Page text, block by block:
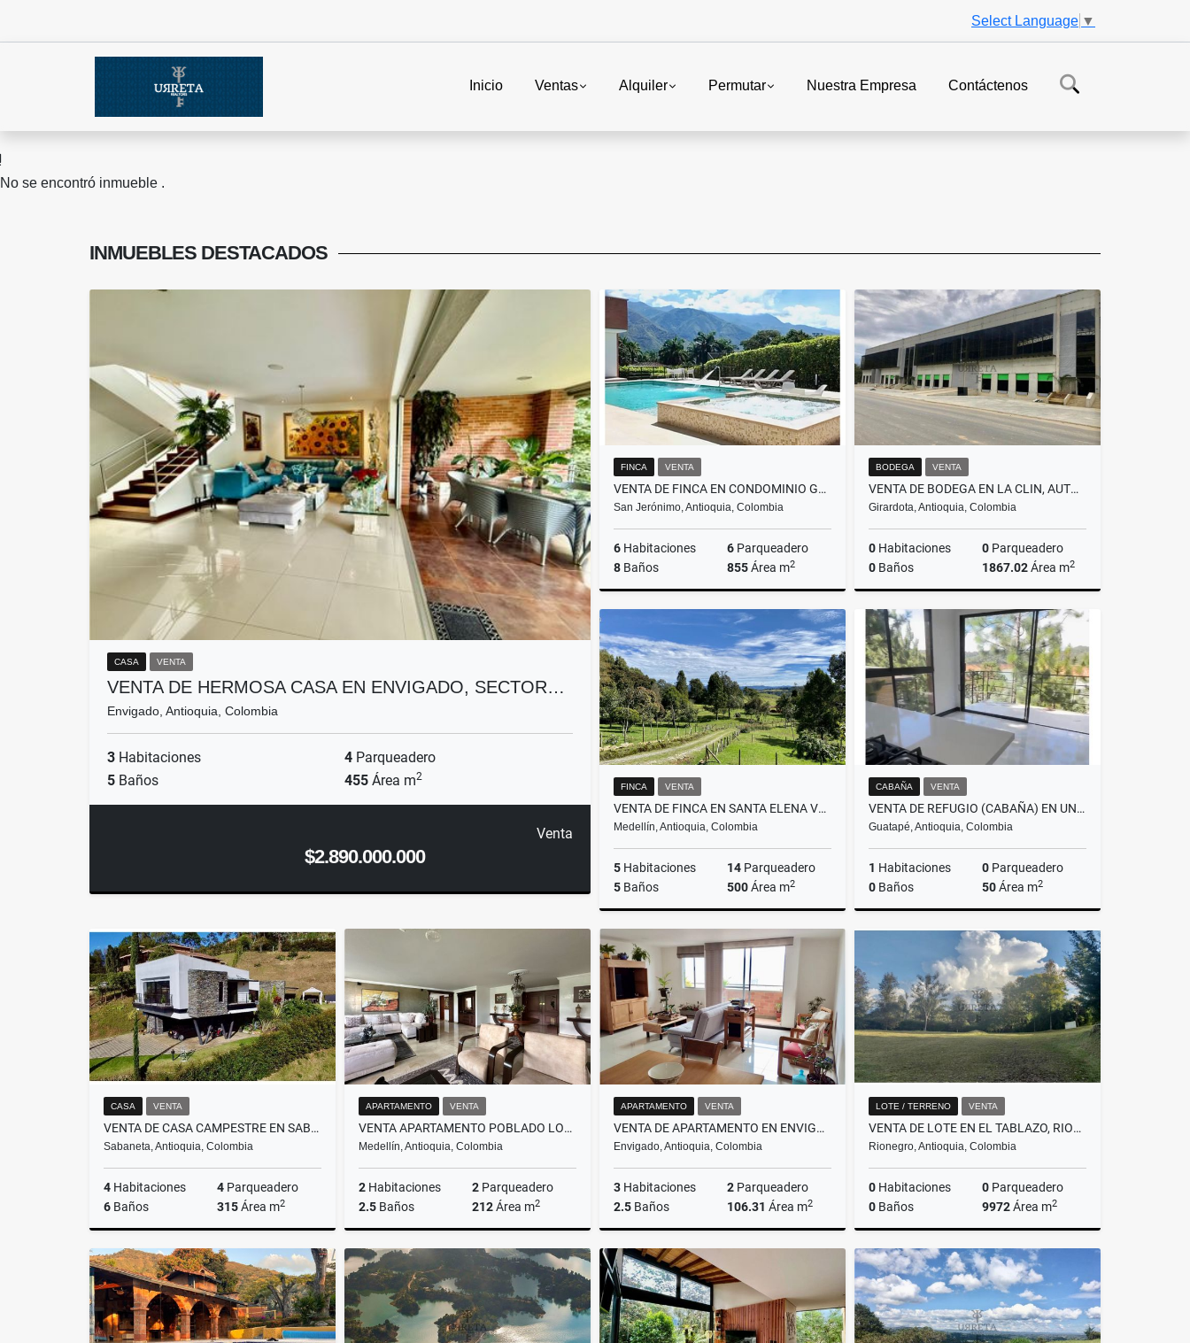
Select Language ▼
Inicio Ventas Alquiler Permutar Nuestra Empresa Contáctenos
No se encontró inmueble .
INMUEBLES DESTACADOS
CASA VENTA
VENTA DE HERMOSA CASA EN ENVIGADO, SECTOR…
Envigado, Antioquia, Colombia
3 Habitaciones 4 Parqueadero
5 Baños 455 Área m2
Venta
$2.890.000.000
FINCA VENTA
VENTA DE FINCA EN CONDOMINIO GUAYACANES, SAN JERONIMO, ANT. - AMOBLADA
San Jerónimo, Antioquia, Colombia
6 Habitaciones 6 Parqueadero
8 Baños 855Área m2
Venta
$4.400.000.000
BODEGA VENTA
VENTA DE BODEGA EN LA CLIN, AUTOPISTA NORTE (BELLO-HATILLO)
Girardota, Antioquia, Colombia
0 Habitaciones 0 Parqueadero
0 Baños 1867.02Área m2
Venta
$9.250.000.000
FINCA VENTA
VENTA DE FINCA EN SANTA ELENA VEREDA EL PLAN
Medellín, Antioquia, Colombia
5 Habitaciones 14 Parqueadero
5 Baños 500Área m2
Venta
$4.500.000.000
CABAÑA VENTA
VENTA DE REFUGIO (CABAÑA) EN UNIDAD CERRADA, SALIDA AL EMBALSE GUATAPE
Guatapé, Antioquia, Colombia
1 Habitaciones 0 Parqueadero
0 Baños 50Área m2
Venta
$592.000.000
CASA VENTA
VENTA DE CASA CAMPESTRE EN SABANETA VEREDA LAS LOMITAS
Sabaneta, Antioquia, Colombia
4 Habitaciones 4 Parqueadero
6 Baños 315Área m2
Venta
$1.900.000.000
APARTAMENTO VENTA
VENTA APARTAMENTO POBLADO LOMA LALINDE MEDELLÍN
Medellín, Antioquia, Colombia
2 Habitaciones 2 Parqueadero
2.5 Baños 212Área m2
Venta
$1.500.000.000
APARTAMENTO VENTA
VENTA DE APARTAMENTO EN ENVIGADO, SECTOR LA INMACULADA
Envigado, Antioquia, Colombia
3 Habitaciones 2 Parqueadero
2.5 Baños 106.31 Área m2
$680.000.000
LOTE / TERRENO VENTA
VENTA DE LOTE EN EL TABLAZO, RIONEGRO
Rionegro, Antioquia, Colombia
0 Habitaciones 0 Parqueadero
0 Baños 9972Área m2
$1.900.000.000